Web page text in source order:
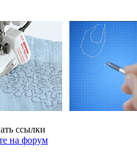
ссылки
на форум